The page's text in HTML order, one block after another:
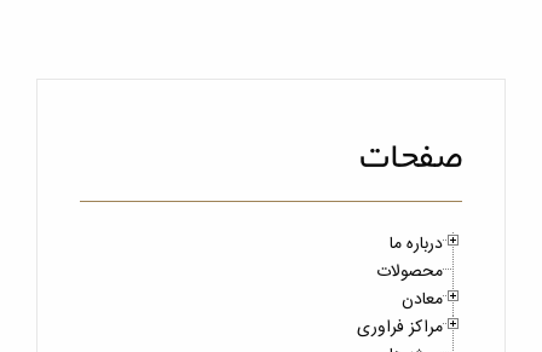
صفحات
درباره ما
محصولات
معادن
مراکز فراوری